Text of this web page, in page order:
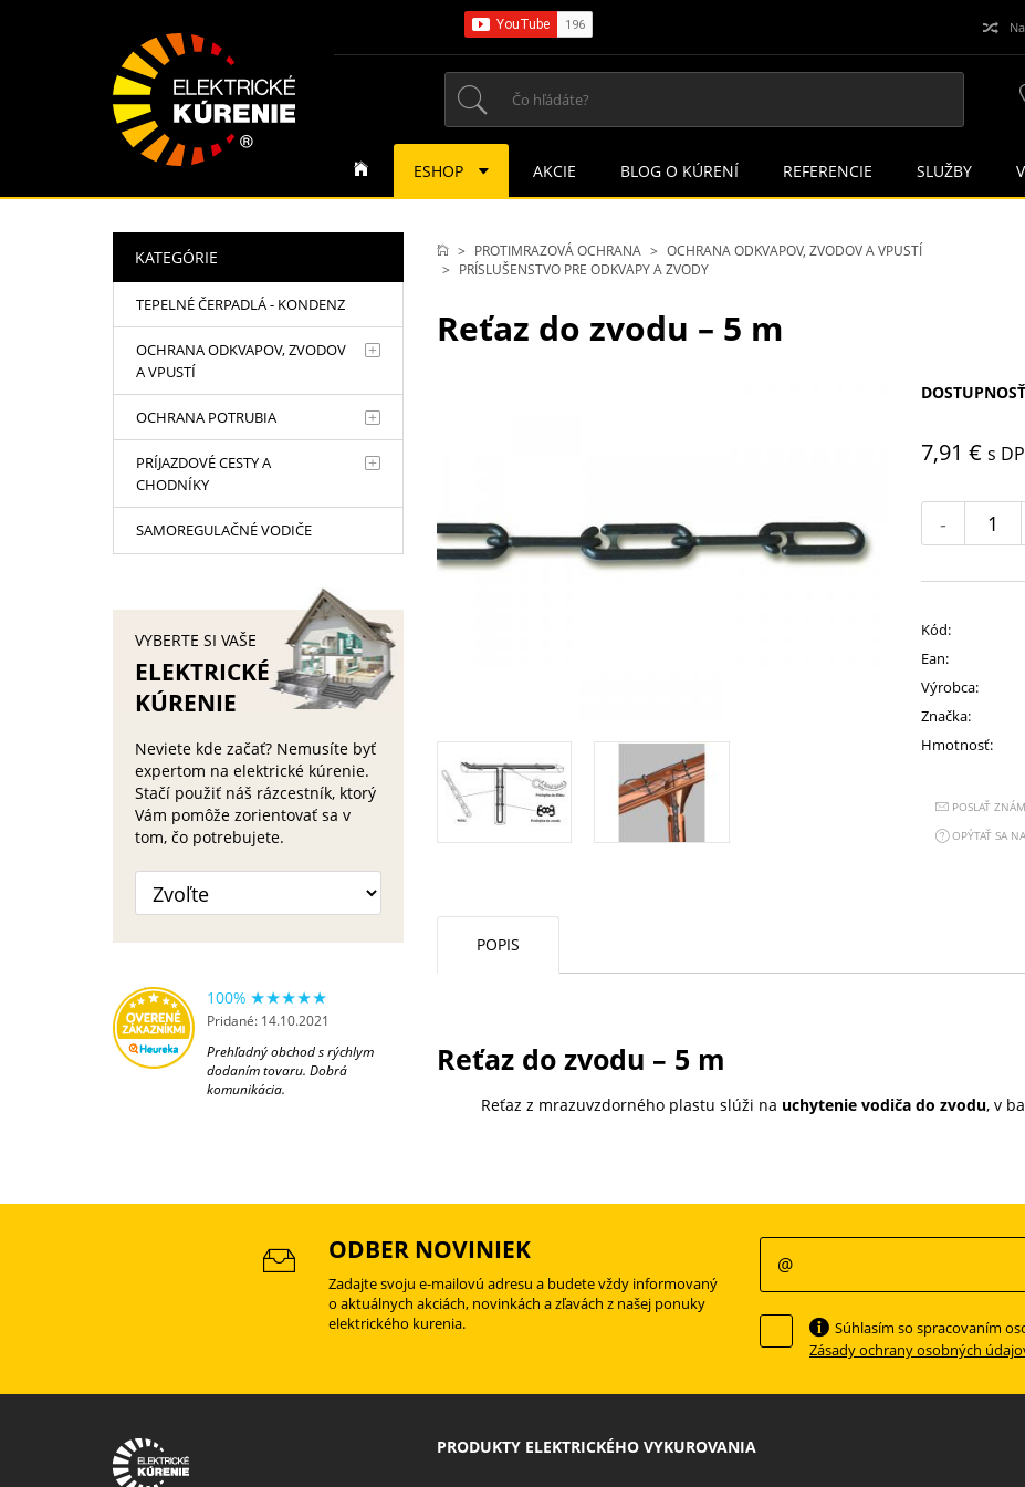
PROTIMRAZOVÁ OCHRANA
OCHRANA ODKVAPOV, ZVODOV A VPUSTÍ
PRÍSLUŠENSTVO PRE ODKVAPY A ZVODY
Reťaz do zvodu – 5 m
7,91 €s
-
Kód:
Ean:
Výrobca:
Značka:
Hmotnosť:
POSLAŤ
OPÝTAŤ SA
POPIS
Reťaz do zvodu – 5 m
Reťaz z mrazuvzdorného plastu slúži na uchytenie vodiča do zvodu, v
KATEGÓRIE
TEPELNÉ ČERPADLÁ - KONDENZ
OCHRANA ODKVAPOV, ZVODOV
A VPUSTÍ
OCHRANA POTRUBIA
PRÍJAZDOVÉ CESTY A
CHODNÍKY
SAMOREGULAČNÉ VODIČE
VYBERTE SI VAŠE
ELEKTRICKÉ
KÚRENIE
Neviete kde začať? Nemusíte byť
expertom na elektrické kúrenie.
Stačí použiť náš rázcestník, ktorý
Vám pomôže zorientovať sa v
tom, čo potrebujete.
100%
Pridané: 14.10.2021
Prehľadný obchod s rýchlym
dodaním tovaru. Dobrá
komunikácia.
ODBER NOVINIEK
Zadajte svoju e-mailovú adresu a budete vždy informovaný
o aktuálnych akciách, novinkách a zľavách z našej ponuky
elektrického kurenia.
Súhlasím so spracovaním
Zásady ochrany osobných
PRODUKTY ELEKTRICKÉHO VYKUROVANIA
ESHOP AKCIE BLOG O KÚRENÍ REFERENCIE SLUŽBY